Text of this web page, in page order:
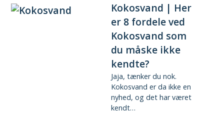
Kokosvand | Her
er 8 fordele ved
Kokosvand som
du måske ikke
kendte?
Jaja, tænker du nok.
Kokosvand er da ikke en
nyhed, og det har været
kendt…